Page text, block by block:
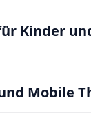
Kinder
Mobile